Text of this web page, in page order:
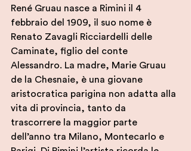
René Gruau nasce a Rimini il 4
febbraio del 1909, il suo nome è
Renato Zavagli Ricciardelli delle
Caminate, figlio del conte
Alessandro. La madre, Marie Gruau
de la Chesnaie, è una giovane
aristocratica parigina non adatta alla
vita di provincia, tanto da
trascorrere la maggior parte
dell’anno tra Milano, Montecarlo e